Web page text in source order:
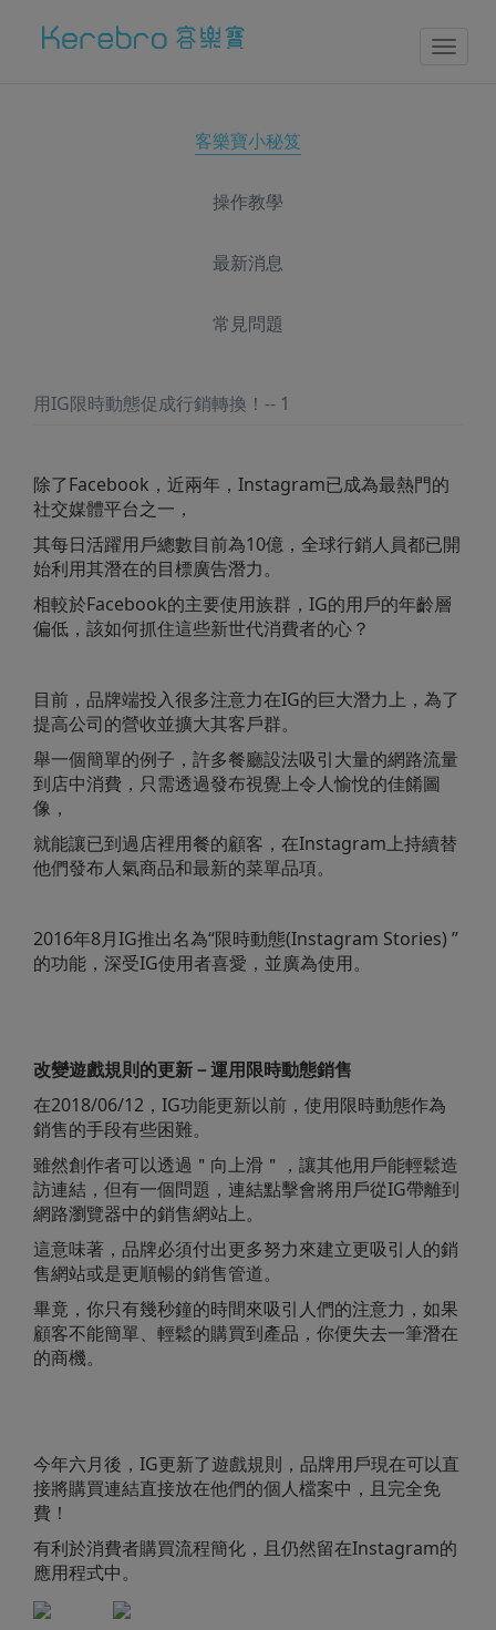
客樂寶小秘笈
操作教學
最新消息
常見問題
用IG限時動態促成行銷轉換！-- 1
除了Facebook，近兩年，Instagram已成為最熱門的
社交媒體平台之一，
其每日活躍用戶總數目前為10億， 全球行銷人員都已開
始利用其潛在的目標廣告潛力。
相較於Facebook的主要使用族群，IG的用戶的年齡層
偏低，該如何抓住這些新世代消費者的心？
目前，品牌端投入很多注意力在IG的巨大潛力上，為了
提高公司的營收並擴大其客戶群。
舉一個簡單的例子，許多餐廳設法吸引大量的網路流量
到店中消費，只需透過發布視覺上令人愉悅的佳餚圖
像，
就能讓已到過店裡用餐的顧客，在Instagram上持續替
他們發布人氣商品和最新的菜單品項。
2016年8月IG推出名為“限時動態(Instagram Stories) ”
的功能，深受IG使用者喜愛，並廣為使用。
改變遊戲規則的更新－運用限時動態銷售
在2018/06/12，IG功能更新以前，使用限時動態作為
銷售的手段有些困難。
雖然創作者可以透過＂向上滑＂，讓其他用戶能輕鬆造
訪連結，但有一個問題，連結點擊會將用戶從IG帶離到
網路瀏覽器中的銷售網站上。
這意味著，品牌必須付出更多努力來建立更吸引人的銷
售網站或是更順暢的銷售管道。
畢竟，你只有幾秒鐘的時間來吸引人們的注意力，如果
顧客不能簡單、輕鬆的購買到產品，你便失去一筆潛在
的商機。
今年六月後，IG更新了遊戲規則，品牌用戶現在可以直
接將購買連結直接放在他們的個人檔案中，且完全免
費！
有利於消費者購買流程簡化，且仍然留在Instagram的
應用程式中。